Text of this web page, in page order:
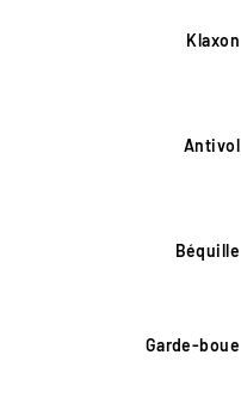
Klaxon
Antivol
Béquille
Garde-boue